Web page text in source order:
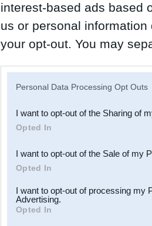
interest-based ads based
us or personal
your opt-out. You may
Downstream Participants
third parties.
Personal Data Processing Opt Outs
I want to opt-out of the Sharing of
Opted In
I want to opt-out of the Sale of my
Opted In
I want to opt-out of processing my
Advertising.
Opted In